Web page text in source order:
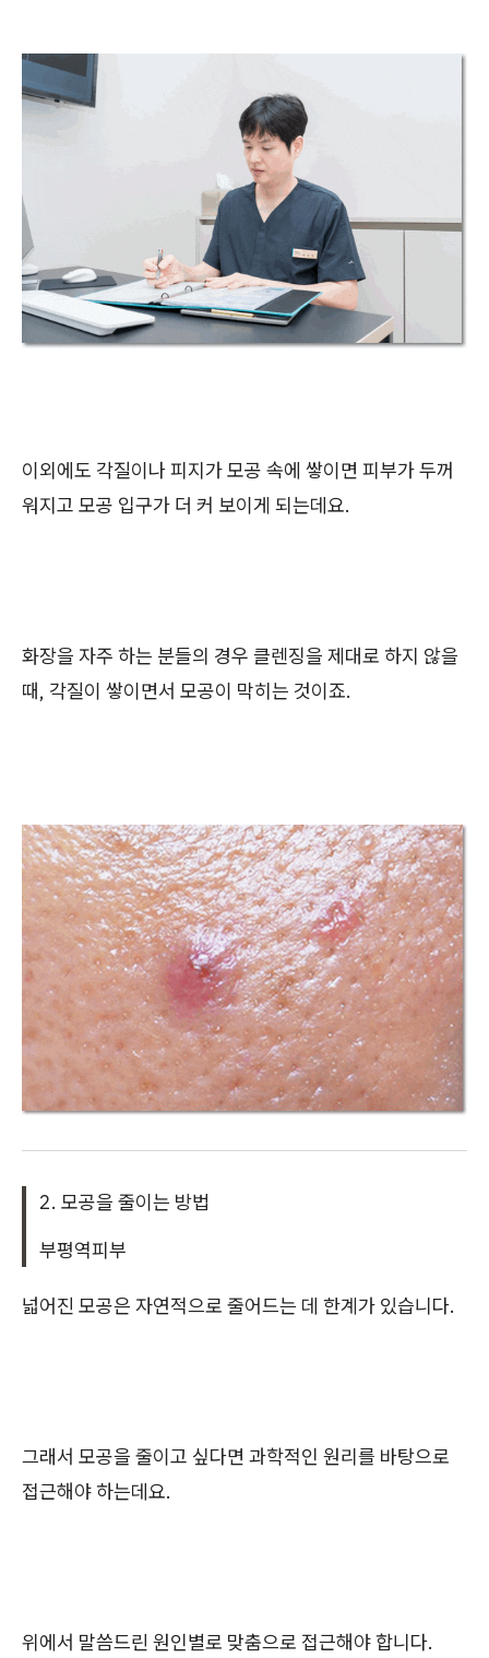
이외에도 각질이나 피지가 모공 속에 쌓이면 피부가 두꺼
워지고 모공 입구가 더 커 보이게 되는데요.
화장을 자주 하는 분들의 경우 클렌징을 제대로 하지 않을
때, 각질이 쌓이면서 모공이 막히는 것이죠.
2. 모공을 줄이는 방법
부평역피부
넓어진 모공은 자연적으로 줄어드는 데 한계가 있습니다.
그래서 모공을 줄이고 싶다면 과학적인 원리를 바탕으로
접근해야 하는데요.
위에서 말씀드린 원인별로 맞춤으로 접근해야 합니다.